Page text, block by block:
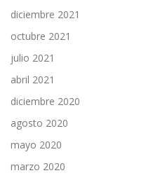
diciembre 2021
octubre 2021
julio 2021
abril 2021
diciembre 2020
agosto 2020
mayo 2020
marzo 2020